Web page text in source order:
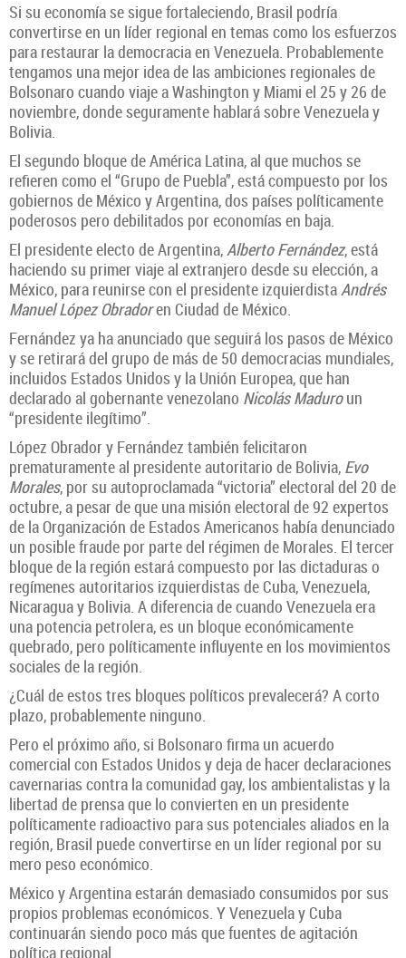
Si su economía se sigue fortaleciendo, Brasil podría
convertirse en un líder regional en temas como los esfuerzos
para restaurar la democracia en Venezuela. Probablemente
tengamos una mejor idea de las ambiciones regionales de
Bolsonaro cuando viaje a Washington y Miami el 25 y 26 de
noviembre, donde seguramente hablará sobre Venezuela y
Bolivia.
El segundo bloque de América Latina, al que muchos se
refieren como el “Grupo de Puebla”, está compuesto por los
gobiernos de México y Argentina, dos países políticamente
poderosos pero debilitados por economías en baja.
El presidente electo de Argentina,Alberto Fernández, está
haciendo su primer viaje al extranjero desde su elección, a
México, para reunirse con el presidente izquierdistaAndrés
Manuel López Obradoren Ciudad de México.
Fernández ya ha anunciado que seguirá los pasos de México
y se retirará del grupo de más de 50 democracias mundiales,
incluidos Estados Unidos y la Unión Europea, que han
declarado al gobernante venezolano Nicolás Maduroun
“presidente ilegítimo”.
López Obrador y Fernández también felicitaron
prematuramente al presidente autoritario de Bolivia, Evo
Morales, por su autoproclamada “victoria” electoral del 20 de
octubre, a pesar de que una misión electoral de 92 expertos
de la Organización de Estados Americanos había denunciado
un posible fraude por parte del régimen de Morales. El tercer
bloque de la región estará compuesto por las dictaduras o
regímenes autoritarios izquierdistas de Cuba, Venezuela,
Nicaragua y Bolivia. A diferencia de cuando Venezuela era
una potencia petrolera, es un bloque económicamente
quebrado, pero políticamente influyente en los movimientos
sociales de la región.
¿Cuál de estos tres bloques políticos prevalecerá? A corto
plazo, probablemente ninguno.
Pero el próximo año, si Bolsonaro firma un acuerdo
comercial con Estados Unidos y deja de hacer declaraciones
cavernarias contra la comunidad gay, los ambientalistas y la
libertad de prensa que lo convierten en un presidente
políticamente radioactivo para sus potenciales aliados en la
región, Brasil puede convertirse en un líder regional por su
mero peso económico.
México y Argentina estarán demasiado consumidos por sus
propios problemas económicos. Y Venezuela y Cuba
continuarán siendo poco más que fuentes de agitación
política regional.